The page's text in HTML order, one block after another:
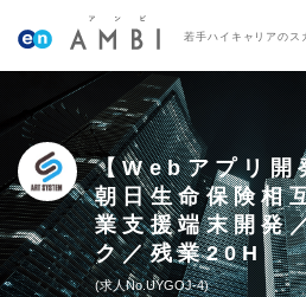
若手ハイキャリアのス
【Webアプリ開
朝日生命保険相
業支援端末開発
ク／残業20H
求人No.UYGOJ-4